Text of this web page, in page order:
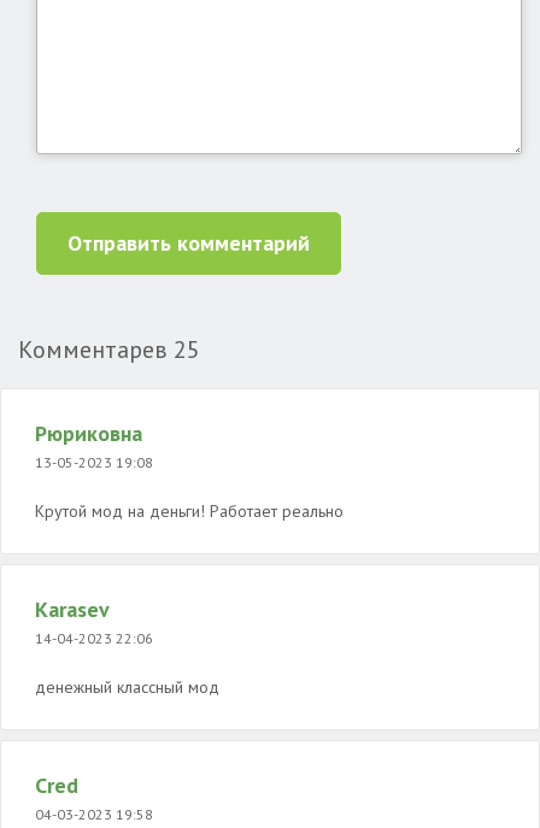
Отправить комментарий
Комментарев 25
Рюриковна
13-05-2023 19:08
Крутой мод на деньги! Работает реально
Karasev
14-04-2023 22:06
денежный классный мод
Cred
04-03-2023 19:58